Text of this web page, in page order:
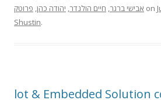
אבישי ברגר, חיים הולנדר, יהודה כהן, פרוטק on
Shustin.
lot & Embedded Solution